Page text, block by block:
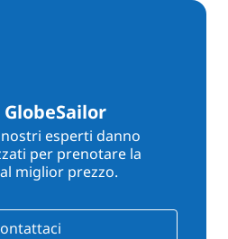
esperti danno
per prenotare la
miglior prezzo.